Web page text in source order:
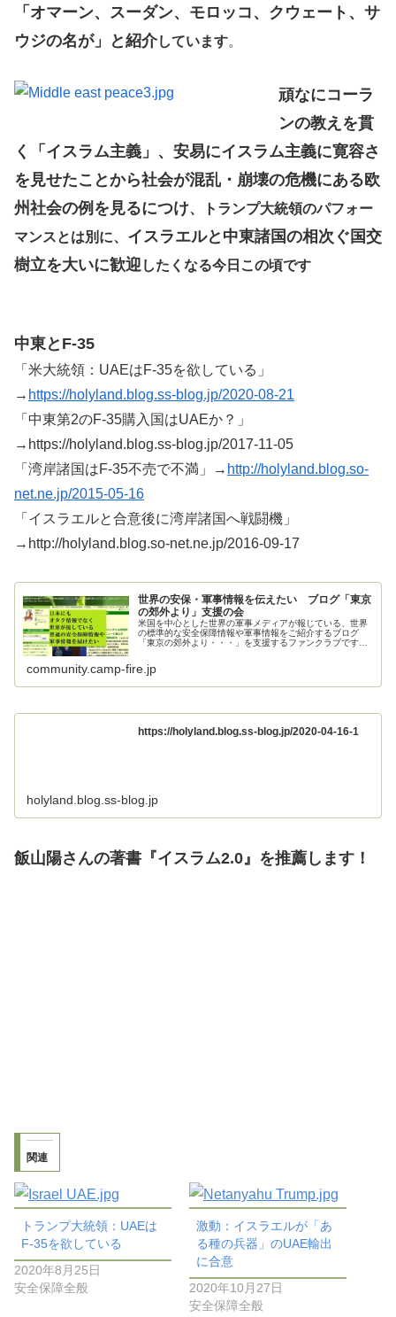
「オマーン、スーダン、モロッコ、クウェート、サ
ウジの名が」と紹介しています。
頑なにコーラ
ンの教えを貫
く「イスラム主義」、安易にイスラム主義に寛容さ
を見せたことから社会が混乱・崩壊の危機にある欧
州社会の例を見るにつけ、トランプ大統領のパフォー
マンスとは別に、 イスラエルと中東諸国の相次ぐ国交
樹立を大いに歓迎したくなる今日この頃です
中東とF-35
「米大統領：UAEはF-35を欲している」
→ https://holyland.blog.ss-blog.jp/2020-08-21
「中東第2のF-35購入国はUAEか？」
→https://holyland.blog.ss-blog.jp/2017-11-05
「湾岸諸国はF-35不売で不満」→ http://holyland.blog.so-
net.ne.jp/2015-05-16
「イスラエルと合意後に湾岸諸国へ戦闘機」
→http://holyland.blog.so-net.ne.jp/2016-09-17
世界の安保・軍事情報を伝えたい ブログ「東京
の郊外より」支援の会
米国を中心とした世界の軍事メディアが報じている、世界
の標準的な安全保障情報や軍事情報をご紹介するブログ
「東京の郊外より・・・」を支援するファンクラブです。
community.camp-fire.jp
https://holyland.blog.ss-blog.jp/2020-04-16-1
holyland.blog.ss-blog.jp
飯山陽さんの著書『イスラム2.0』を推薦します！
関連
トランプ大統領：UAEは
F-35を欲している
2020年8月25日
安全保障全般
激動：イスラエルが「あ
る種の兵器」のUAE輸出
に合意
2020年10月27日
安全保障全般